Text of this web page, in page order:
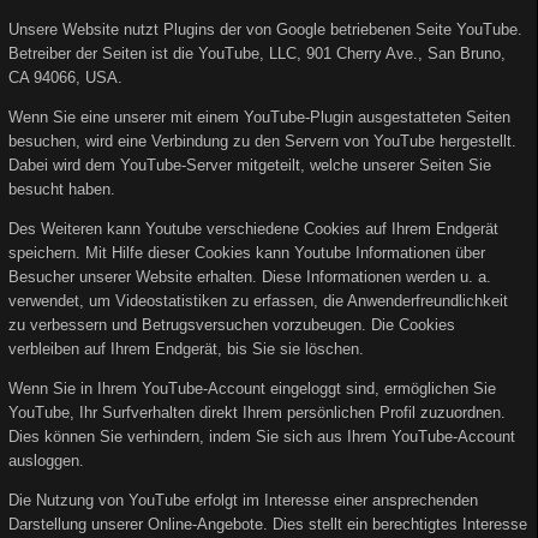
Unsere Website nutzt Plugins der von Google betriebenen Seite YouTube.
Betreiber der Seiten ist die YouTube, LLC, 901 Cherry Ave., San Bruno,
CA 94066, USA.
Wenn Sie eine unserer mit einem YouTube-Plugin ausgestatteten Seiten
besuchen, wird eine Verbindung zu den Servern von YouTube hergestellt.
Dabei wird dem YouTube-Server mitgeteilt, welche unserer Seiten Sie
besucht haben.
Des Weiteren kann Youtube verschiedene Cookies auf Ihrem Endgerät
speichern. Mit Hilfe dieser Cookies kann Youtube Informationen über
Besucher unserer Website erhalten. Diese Informationen werden u. a.
verwendet, um Videostatistiken zu erfassen, die Anwenderfreundlichkeit
zu verbessern und Betrugsversuchen vorzubeugen. Die Cookies
verbleiben auf Ihrem Endgerät, bis Sie sie löschen.
Wenn Sie in Ihrem YouTube-Account eingeloggt sind, ermöglichen Sie
YouTube, Ihr Surfverhalten direkt Ihrem persönlichen Profil zuzuordnen.
Dies können Sie verhindern, indem Sie sich aus Ihrem YouTube-Account
ausloggen.
Die Nutzung von YouTube erfolgt im Interesse einer ansprechenden
Darstellung unserer Online-Angebote. Dies stellt ein berechtigtes Interesse